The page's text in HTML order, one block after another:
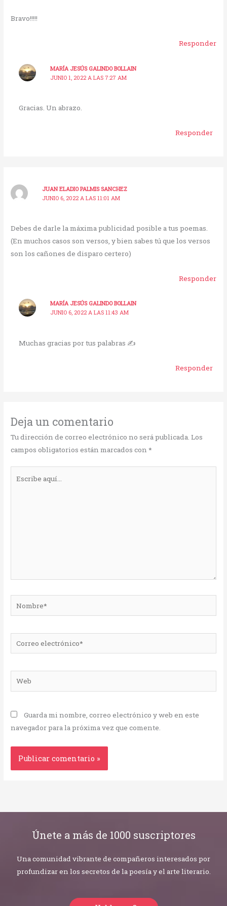
Bravo!!!!!
Responder
MARÍA JESÚS GALINDO BOLLAIN
JUNIO 1, 2022 A LAS 7:27 AM
Gracias. Un abrazo.
Responder
JUAN ELADIO PALMIS SANCHEZ
JUNIO 6, 2022 A LAS 11:01 AM
Debes de darle la máxima publicidad posible a tus poemas.
(En muchos casos son versos, y bien sabes tú que los versos
son los cañones de disparo certero)
Responder
MARÍA JESÚS GALINDO BOLLAIN
JUNIO 6, 2022 A LAS 11:43 AM
Muchas gracias por tus palabras ✍
Responder
Deja un comentario
Tu dirección de correo electrónico no será publicada. Los
campos obligatorios están marcados con*
electrónico*
Guarda mi nombre, correo electrónico y web en este
navegador para la próxima vez que comente.
Únete a más de 1000 suscriptores
Una comunidad vibrante de compañeros interesados por
profundizar en los secretos de la poesía y el arte literario.